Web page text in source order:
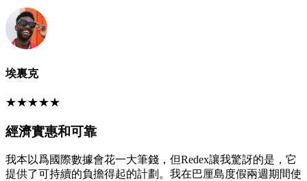
埃裏克
★★★★★
經濟實惠和可靠
我本以爲國際數據會花一大筆錢，但Redex讓我驚訝的是，它
提供了可持續的負擔得起的計劃。我在巴厘島度假兩週期間使